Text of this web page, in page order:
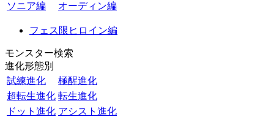
ソニア編
オーディン編
フェス限ヒロイン編
モンスター検索
進化形態別
試練進化
極醒進化
超転生進化 転生進化
ドット進化 アシスト進化